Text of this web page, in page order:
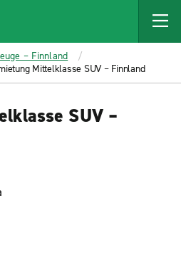
– Finnland
Mittelklasse SUV – Finnland
SUV –